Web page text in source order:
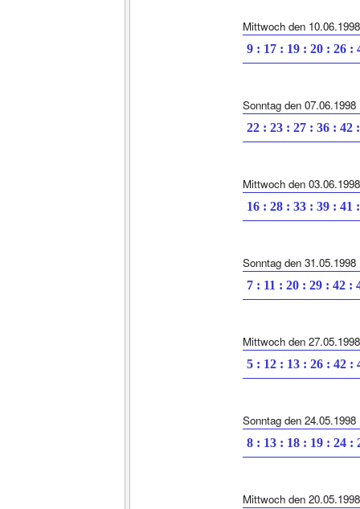
Mittwoch den 10.06.1998
9 : 17 : 19 : 20 : 26 :
Sonntag den 07.06.1998
22 : 23 : 27 : 36 : 42
Mittwoch den 03.06.1998
16 : 28 : 33 : 39 : 41
Sonntag den 31.05.1998
7 : 11 : 20 : 29 : 42 :
Mittwoch den 27.05.1998
5 : 12 : 13 : 26 : 42 :
Sonntag den 24.05.1998
8 : 13 : 18 : 19 : 24 :
Mittwoch den 20.05.1998